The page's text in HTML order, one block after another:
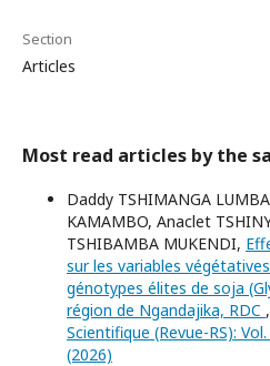
Section
Articles
Most read articles by the
Daddy TSHIMANGA
KAMAMBO, Anaclet
TSHIBAMBA MUKENDI,
sur les variables
génotypes élites de soja
région de Ngandajika, RDC ,
Scientifique (Revue-RS):
(2026)